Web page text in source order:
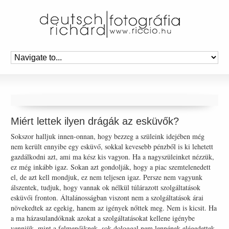
Miért lettek ilyen drágák az esküvők?
Sokszor halljuk innen-onnan, hogy bezzeg a szüleink idejében még
nem került ennyibe egy esküvő, sokkal kevesebb pénzből is ki lehetett
gazdálkodni azt, ami ma kész kis vagyon. Ha a nagyszüleinket nézzük,
ez még inkább igaz. Sokan azt gondolják, hogy a piac szemtelenedett
el, de azt kell mondjuk, ez nem teljesen igaz. Persze nem vagyunk
álszentek, tudjuk, hogy vannak ok nélkül túlárazott szolgáltatások
esküvői fronton. Általánosságban viszont nem a szolgáltatások árai
növekedtek az egekig, hanem az igények nőttek meg. Nem is kicsit. Ha
a ma házasulandóknak azokat a szolgáltatásokat kellene igénybe